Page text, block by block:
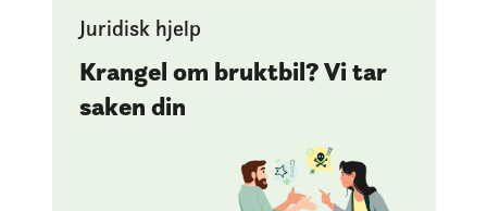
Juridisk hjelp
Krangel om bruktbil? Vi tar
saken din